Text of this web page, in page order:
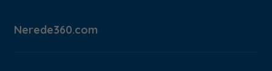
Nerede360.com